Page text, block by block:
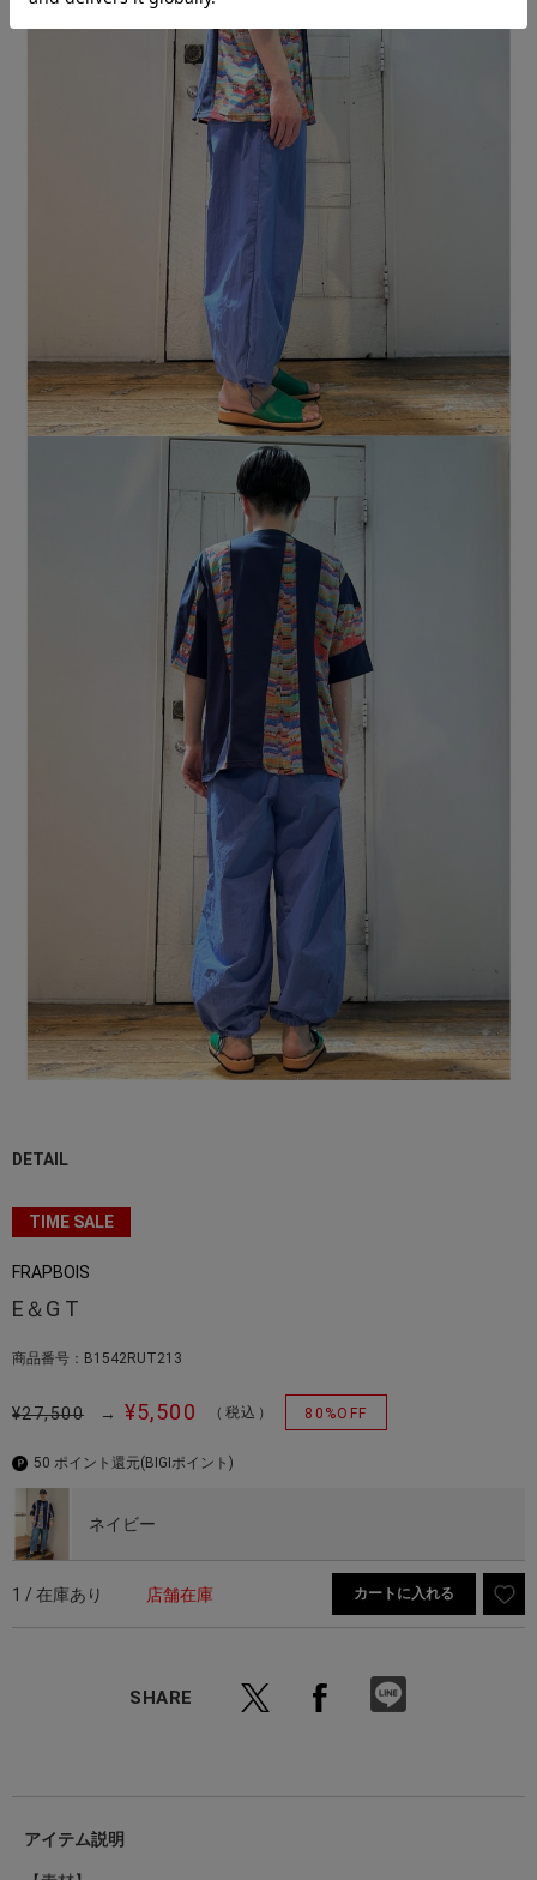
DETAIL
TIME SALE
FRAPBOIS
E＆G T
商品番号：B1542RUT213
¥27,500 → ¥5,500 （税込） 80%OFF
50 ポイント還元(BIGIポイント)
ネイビー
1 / 在庫あり 店舗在庫 カートに入れる
SHARE
アイテム説明